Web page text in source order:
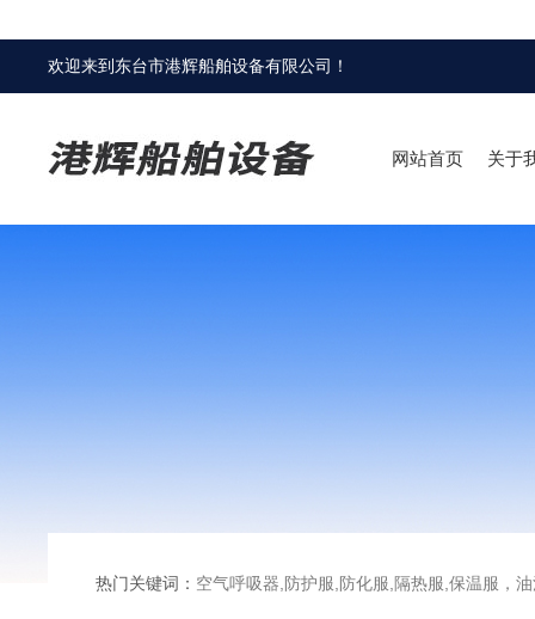
欢迎来到 东台市港辉船舶设备有限公司 ！
网站首页 关于
热门关键词： 空气呼吸器,防护服,防化服,隔热服,保温服，